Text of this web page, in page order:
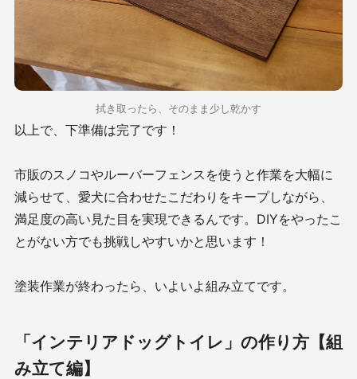
拭き取ったら、そのまま少し乾かす
以上で、下準備は完了です！
市販のスノコやルーバーフェンスを使うと作業を大幅に
減らせて、愛犬に合わせたこだわりをキープしながら、
満足度の高い見た目を実現できるんです。DIYをやったこ
とがない方でも挑戦しやすいかと思います！
塗装作業が終わったら、いよいよ組み立てです。
「インテリアドッグトイレ」の作り方【組
み立て編】